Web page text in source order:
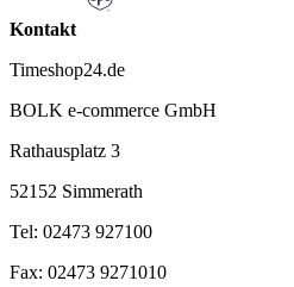
Kontakt
Timeshop24.de
BOLK e-commerce GmbH
Rathausplatz 3
52152 Simmerath
Tel: 02473 927100
Fax: 02473 9271010